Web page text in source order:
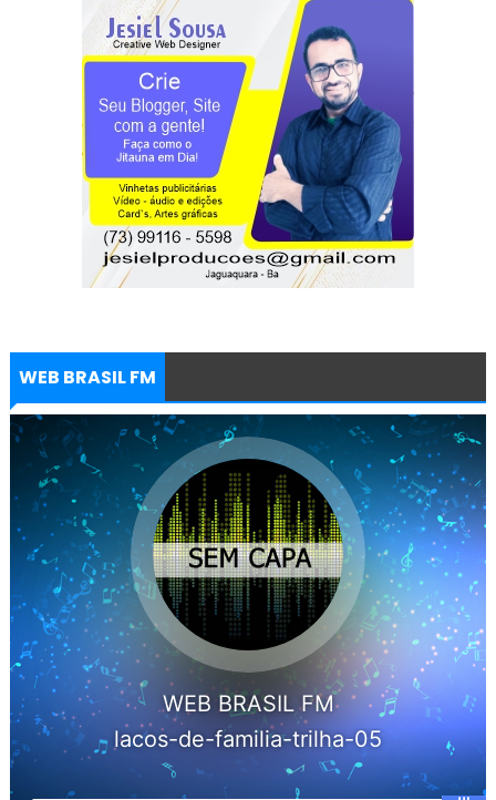
WEB BRASIL FM